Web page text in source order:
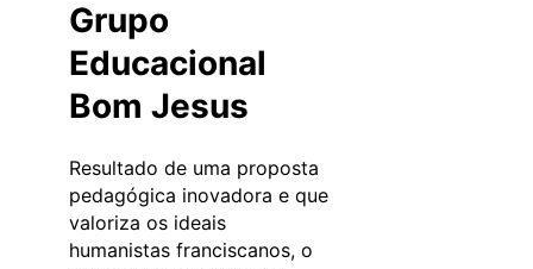
Grupo
Educacional
Bom Jesus
Resultado de uma proposta
pedagógica inovadora e que
valoriza os ideais
humanistas franciscanos, o